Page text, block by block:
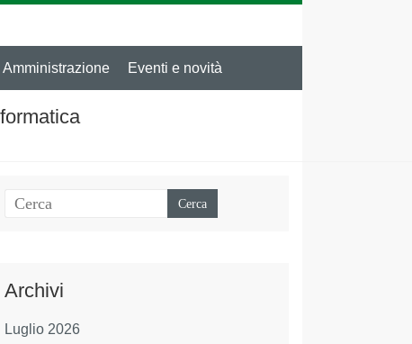
Amministrazione Eventi e novità
Archivi
Luglio 2026